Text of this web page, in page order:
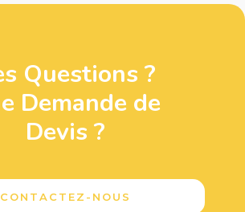
Questions ?
Demande de
Devis ?
CONTACTEZ-NOUS